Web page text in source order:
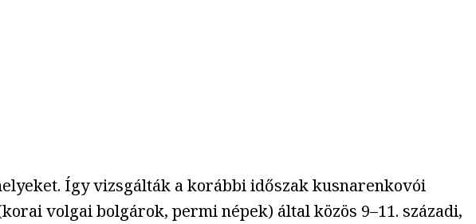
Így vizsgálták a korábbi időszak kusnarenkovói
volgai bolgárok, permi népek) által közös 9–11. századi,